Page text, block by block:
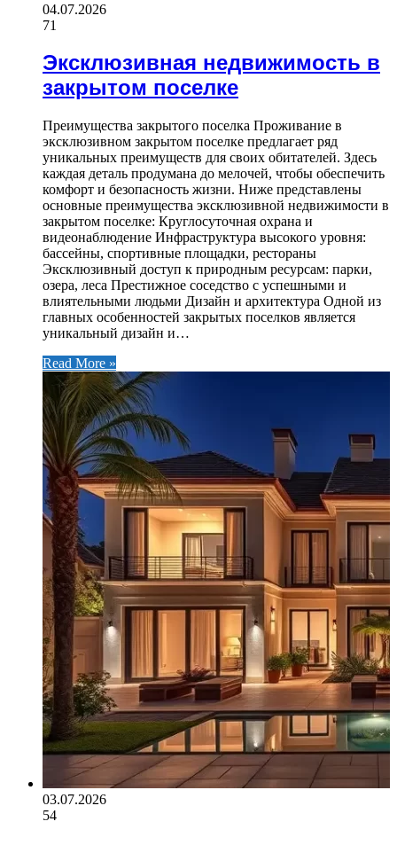
04.07.2026
71
Эксклюзивная недвижимость в
закрытом поселке
Преимущества закрытого поселка Проживание в
эксклюзивном закрытом поселке предлагает ряд
уникальных преимуществ для своих обитателей. Здесь
каждая деталь продумана до мелочей, чтобы обеспечить
комфорт и безопасность жизни. Ниже представлены
основные преимущества эксклюзивной недвижимости в
закрытом поселке: Круглосуточная охрана и
видеонаблюдение Инфраструктура высокого уровня:
бассейны, спортивные площадки, рестораны
Эксклюзивный доступ к природным ресурсам: парки,
озера, леса Престижное соседство с успешными и
влиятельными людьми Дизайн и архитектура Одной из
главных особенностей закрытых поселков является
уникальный дизайн и…
Read More »
03.07.2026
54